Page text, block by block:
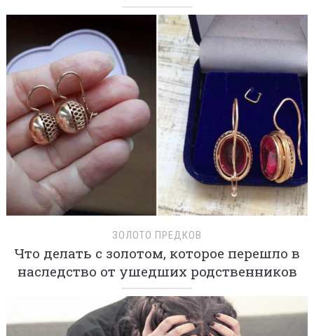
ЗОЛОТО ПРЕДКОВ
Что делать с золотом, которое перешло в
наследство от ушедших родственников